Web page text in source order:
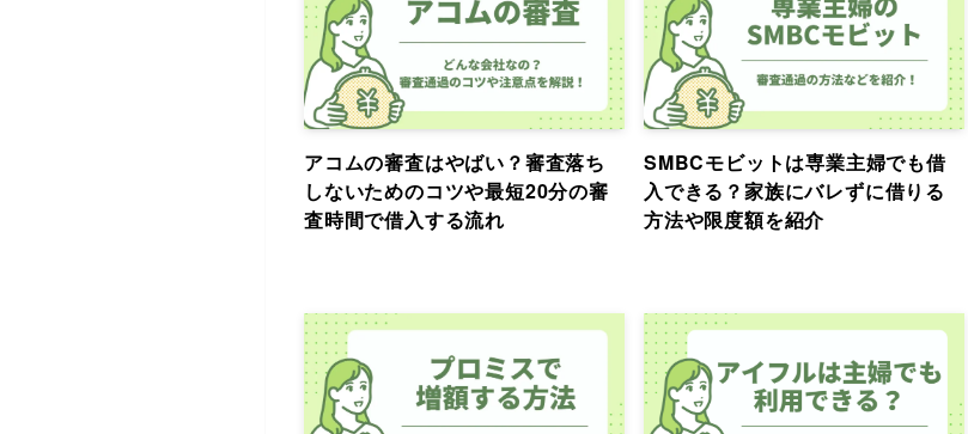
アコムの審査はやばい？審査落ち
しないためのコツや最短20分の審
査時間で借入する流れ
SMBCモビットは専業主婦でも借
入できる？家族にバレずに借りる
方法や限度額を紹介